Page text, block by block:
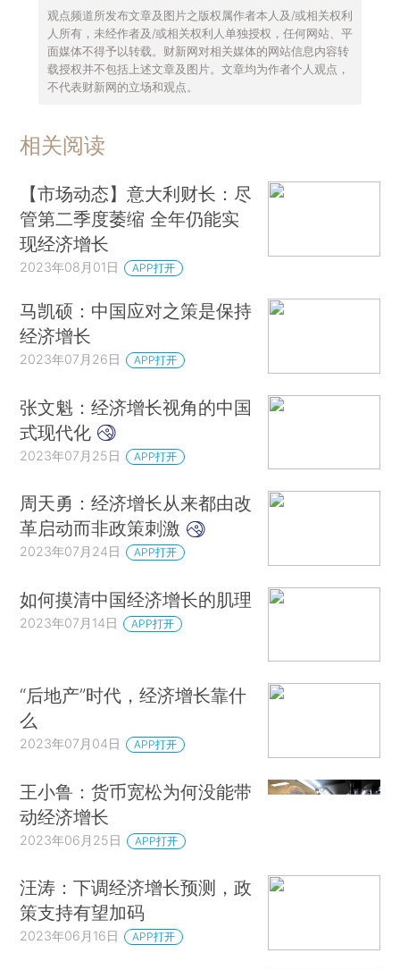
观点频道所发布文章及图片之版权属作者本人及/或相关权利
人所有，未经作者及/或相关权利人单独授权，任何网站、平
面媒体不得予以转载。财新网对相关媒体的网站信息内容转
载授权并不包括上述文章及图片。文章均为作者个人观点，
不代表财新网的立场和观点。
相关阅读
【市场动态】意大利财长：尽
管第二季度萎缩 全年仍能实
现经济增长
2023年08月01日 APP打开
马凯硕：中国应对之策是保持
经济增长
2023年07月26日 APP打开
张文魁：经济增长视角的中国
式现代化
2023年07月25日 APP打开
周天勇：经济增长从来都由改
革启动而非政策刺激
2023年07月24日 APP打开
如何摸清中国经济增长的肌理
2023年07月14日 APP打开
“后地产”时代，经济增长靠什
么
2023年07月04日 APP打开
王小鲁：货币宽松为何没能带
动经济增长
2023年06月25日 APP打开
汪涛：下调经济增长预测，政
策支持有望加码
2023年06月16日 APP打开